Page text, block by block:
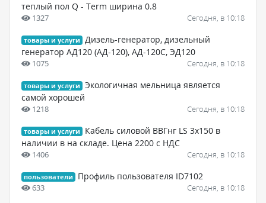
теплый пол Q - Term ширина 0.8
1327 Сегодня, в 10:18
товары и услуги
Дизель-генератор, дизельный
генератор АД120 (АД-120), АД-120С, ЭД120
1075 Сегодня, в 10:18
товары и услуги
Экологичная мельница является
самой хорошей
1218 Сегодня, в 10:18
товары и услуги
Кабель силовой ВВГнг LS 3х150 в
наличии в на складе. Цена 2200 с НДС
1406 Сегодня, в 10:18
пользователи Профиль пользователя ID7102
633 Сегодня, в 10:18